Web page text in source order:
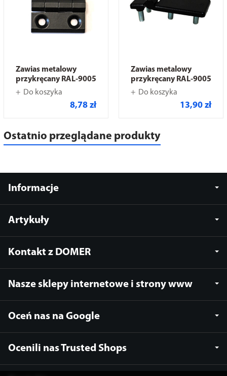
Zawias metalowy
przykręcany RAL-9005
Do koszyka
8,78 zł
Zawias metalowy
przykręcany RAL-9005
Do koszyka
13,90 zł
Ostatnio przeglądane produkty
Informacje
Artykuły
Kontakt z DOMER
Nasze sklepy internetowe i strony www
Oceń nas na Google
Ocenili nas Trusted Shops